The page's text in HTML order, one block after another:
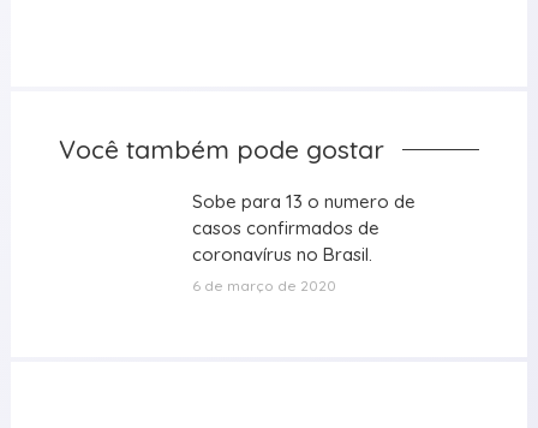
Você também pode gostar
Sobe para 13 o numero de
casos confirmados de
coronavírus no Brasil.
Sobe para 13 o numero de
casos confirmados de
coronavírus no Brasil.
6 de março de 2020